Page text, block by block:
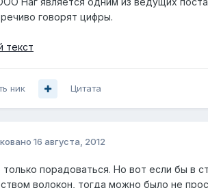
говорят цифры.
текст
ник Цитата
16 августа, 2012
порадоваться. Но вот если бы в
волокон, тогда можно было не